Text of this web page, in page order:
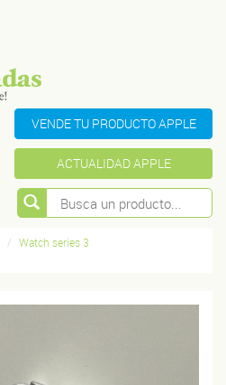
VENDE TU PRODUCTO APPLE
ACTUALIDAD APPLE
Watch series 3